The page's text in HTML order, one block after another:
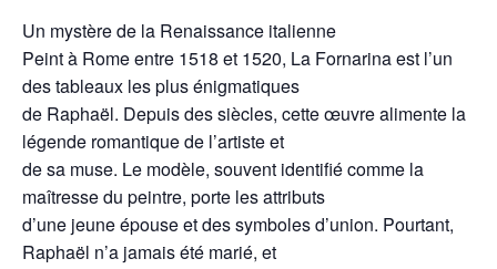
Un mystère de la Renaissance italienne
Peint à Rome entre 1518 et 1520, La Fornarina est l’un
des tableaux les plus énigmatiques
de Raphaël. Depuis des siècles, cette œuvre alimente la
légende romantique de l’artiste et
de sa muse. Le modèle, souvent identifié comme la
maîtresse du peintre, porte les attributs
d’une jeune épouse et des symboles d’union. Pourtant,
Raphaël n’a jamais été marié, et